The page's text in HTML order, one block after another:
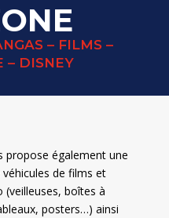
– FILMS –
– DISNEY
propose également une
de films et
boîtes à
posters…) ainsi